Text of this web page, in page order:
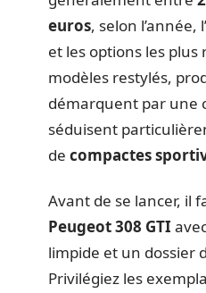
euros, selon l’année,
et les options les plus
modèles restylés,
démarquent par une
séduisent
de compactes
Avant de se lancer, il
Peugeot 308 GTI
limpide et un dossier
Privilégiez les